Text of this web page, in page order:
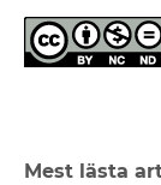
Mest lästa